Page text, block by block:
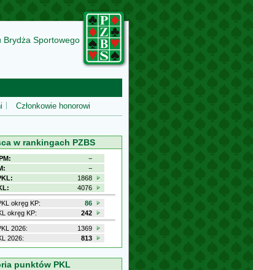
Brydża Sportowego
Członkowie honorowi
w rankingach PZBS
−
−
1868
4076
okręg KP:
86
okręg KP:
242
2026:
1369
2026:
813
punktów PKL